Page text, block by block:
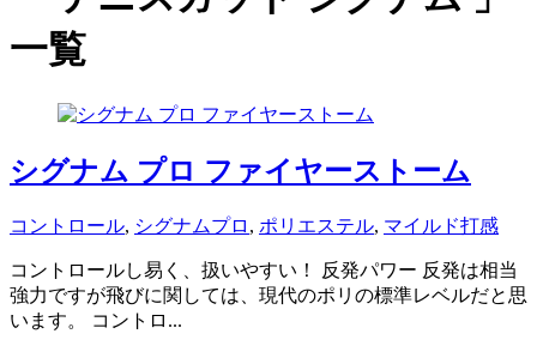
一覧
シグナム プロ ファイヤーストーム
コントロール, シグナムプロ , ポリエステル, マイルド打感
コントロールし易く、扱いやすい！ 反発パワー 反発は相当
強力ですが飛びに関しては、現代のポリの標準レベルだと思
います。 コントロ...